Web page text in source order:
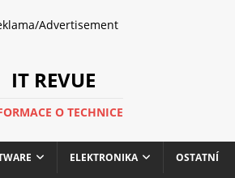
Advertisement
IT REVUE
O TECHNICE
ELEKTRONIKA OSTATNÍ